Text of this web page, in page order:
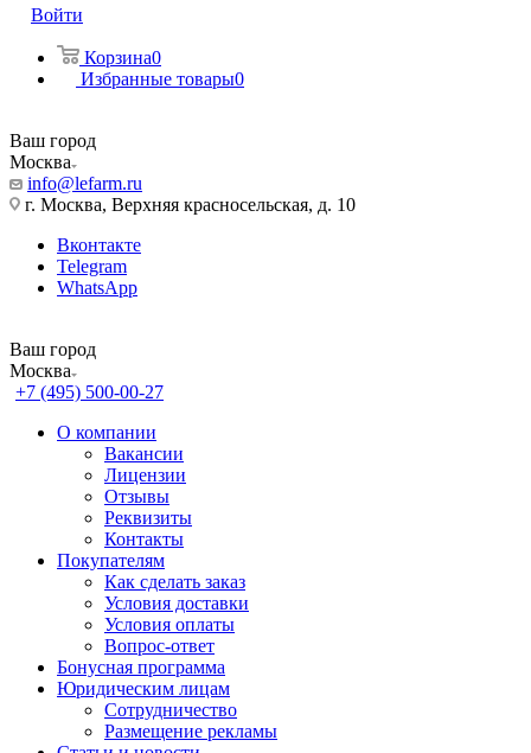
Войти
Корзина0
Избранные товары0
Ваш город
Москва
info@lefarm.ru
г. Москва, Верхняя красносельская, д. 10
Вконтакте
Telegram
WhatsApp
Ваш город
Москва
+7 (495) 500-00-27
О компании
Вакансии
Лицензии
Отзывы
Реквизиты
Контакты
Покупателям
Как сделать заказ
Условия доставки
Условия оплаты
Вопрос-ответ
Бонусная программа
Юридическим лицам
Сотрудничество
Размещение рекламы